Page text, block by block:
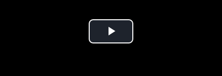
Play